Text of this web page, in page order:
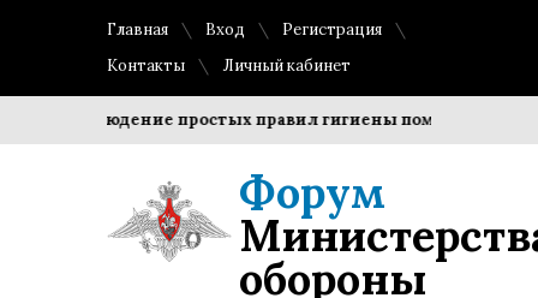
Главная Вход
Регистрация
Контакты
Личный кабинет
Соблюдение простых правил гигиены помогает
Форум
обороны